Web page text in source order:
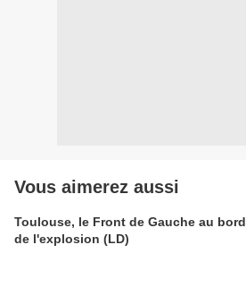
Vous aimerez aussi
Toulouse, le Front de Gauche au bord
de l'explosion (LD)